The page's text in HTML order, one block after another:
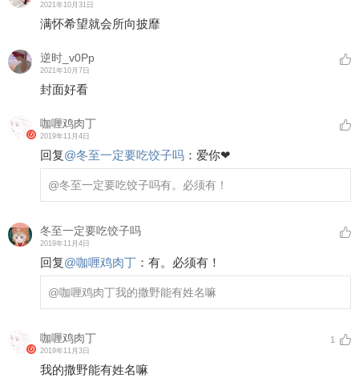
2021年10月31日
满怀希望就会所向披靡
逆时_v0Pp
2021年10月7日
封面好看
咖喱鸡肉丁
2019年11月4日
回复@冬至一定要吃饺子吗 ： 爱你❤
@冬至一定要吃饺子吗有。必须有！
冬至一定要吃饺子吗
2019年11月4日
回复@咖喱鸡肉丁 ： 有。必须有！
@咖喱鸡肉丁我的撒野能有姓名嘛
咖喱鸡肉丁
2019年11月3日
1
我的撒野能有姓名嘛